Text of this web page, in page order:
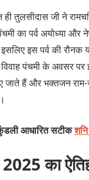
ही तुलसीदास जी ने
का पर्व अयोध्या और
इस पर्व की रौनक
पंचमी के अवसर पर
हैं और भक्तजन राम-
आधारित सटीकशनि
2025 का